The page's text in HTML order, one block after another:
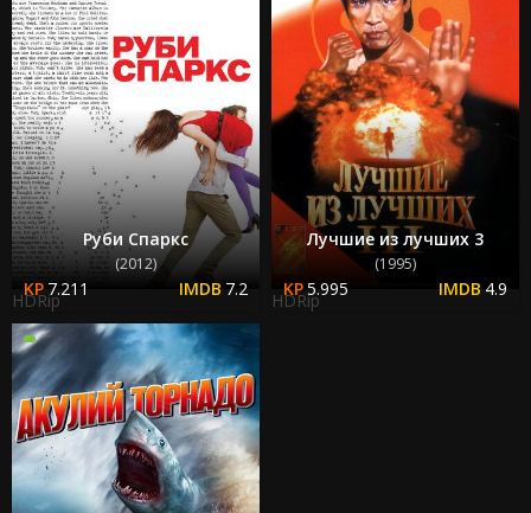
Руби Спаркс
(2012)
7.211 7.2
HDRip
Лучшие из лучших 3
(1995)
5.995 4.9
HDRip